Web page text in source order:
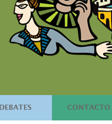
DEBATES CONTACTO